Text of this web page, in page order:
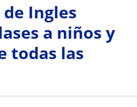
Ingles
a niños y
todas las